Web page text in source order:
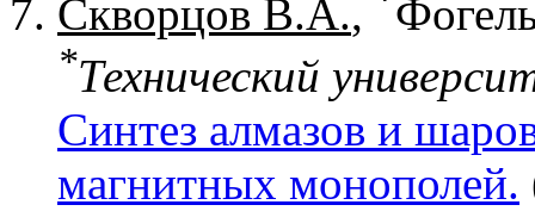
Скворцов В.А.,
*Технический
Синтез алмазов и
магнитных монополей.